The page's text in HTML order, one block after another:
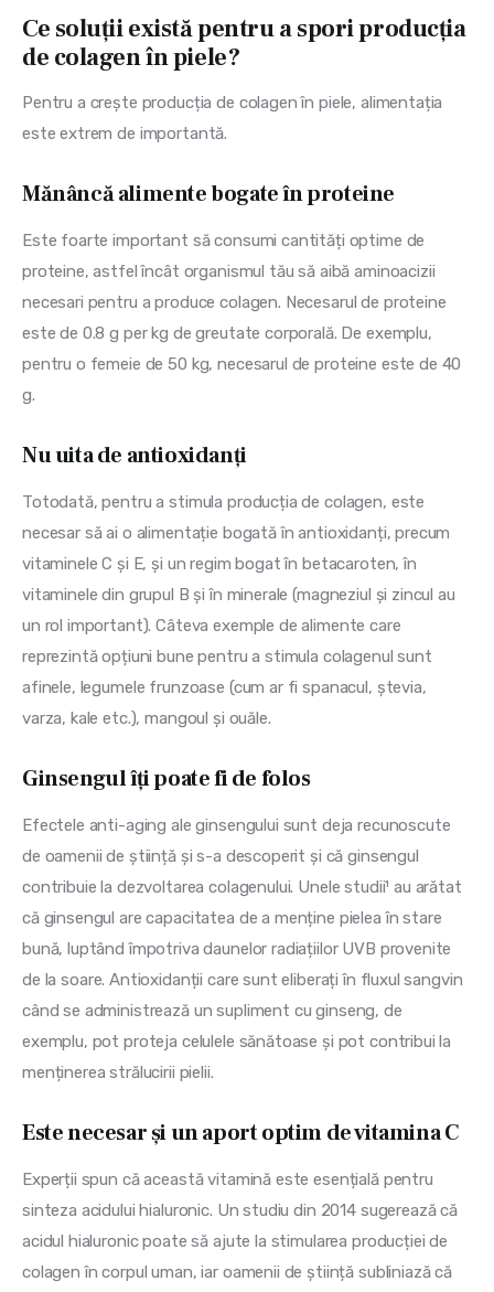
Ce soluții există pentru a spori producția
de colagen în piele?
Pentru a crește producția de colagen în piele, alimentația
este extrem de importantă.
Mănâncă alimente bogate în proteine
Este foarte important să consumi cantități optime de
proteine, astfel încât organismul tău să aibă aminoacizii
necesari pentru a produce colagen. Necesarul de proteine
este de 0.8 g per kg de greutate corporală. De exemplu,
pentru o femeie de 50 kg, necesarul de proteine este de 40
g.
Nu uita de antioxidanți
Totodată, pentru a stimula producția de colagen, este
necesar să ai o alimentație bogată în antioxidanți, precum
vitaminele C și E, și un regim bogat în betacaroten, în
vitaminele din grupul B și în minerale (magneziul și zincul au
un rol important). Câteva exemple de alimente care
reprezintă opțiuni bune pentru a stimula colagenul sunt
afinele, legumele frunzoase (cum ar fi spanacul, ștevia,
varza, kale etc.), mangoul și ouăle.
Ginsengul îți poate fi de folos
Efectele anti-aging ale ginsengului sunt deja recunoscute
de oamenii de știință și s-a descoperit și că ginsengul
contribuie la dezvoltarea colagenului. Unele studii¹ au arătat
că ginsengul are capacitatea de a menține pielea în stare
bună, luptând împotriva daunelor radiațiilor UVB provenite
de la soare. Antioxidanții care sunt eliberați în fluxul sangvin
când se administrează un supliment cu ginseng, de
exemplu, pot proteja celulele sănătoase și pot contribui la
menținerea strălucirii pielii.
Este necesar și un aport optim de vitamina C
Experții spun că această vitamină este esențială pentru
sinteza acidului hialuronic. Un studiu din 2014 sugerează că
acidul hialuronic poate să ajute la stimularea producției de
colagen în corpul uman, iar oamenii de știință subliniază că